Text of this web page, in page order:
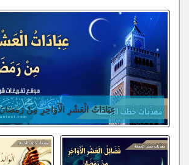
عِبَادَاتُ الْعَشْرِ الْأَوَاخِرِ مِنْ